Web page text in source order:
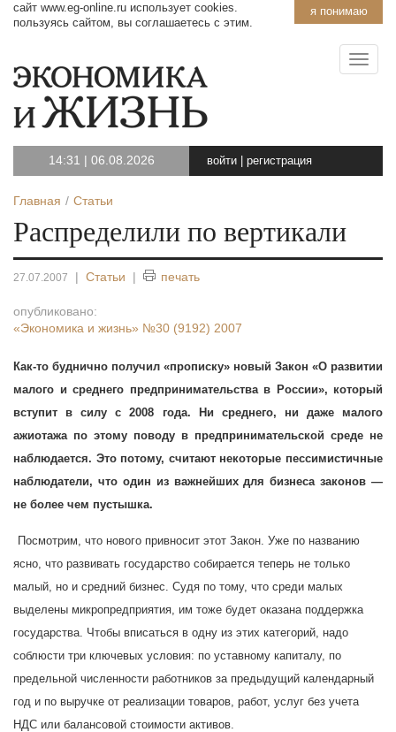
я понимаю
сайт www.eg-online.ru использует cookies.
пользуясь сайтом, вы соглашаетесь с этим.
14:31 | 06.08.2026 войти регистрация
Главная Статьи
Распределили по вертикали
27.07.2007 | Статьи | печать
опубликовано:
«Экономика и жизнь» №30 (9192) 2007
Как-то буднично получил «прописку» новый Закон «О развитии
малого и среднего предпринимательства в России», который
вступит в силу с 2008 года. Ни среднего, ни даже малого
ажиотажа по этому поводу в предпринимательской среде не
наблюдается. Это потому, считают некоторые пессимистичные
наблюдатели, что один из важнейших для бизнеса законов —
не более чем пустышка.
Посмотрим, что нового привносит этот Закон. Уже по названию
ясно, что развивать государство собирается теперь не только
малый, но и средний бизнес. Судя по тому, что среди малых
выделены микропредприятия, им тоже будет оказана поддержка
государства. Чтобы вписаться в одну из этих категорий, надо
соблюсти три ключевых условия: по уставному капиталу, по
предельной численности работников за предыдущий календарный
год и по выручке от реализации товаров, работ, услуг без учета
НДС или балансовой стоимости активов.